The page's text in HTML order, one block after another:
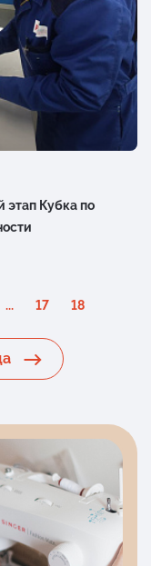
этап Кубка по
... 17 18